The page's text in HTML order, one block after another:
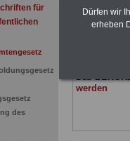
für
des
Ländern.
gegliedert
Das
werden
Dürfen wir
erheben